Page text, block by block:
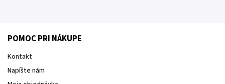
POMOC PRI NÁKUPE
Kontakt
Napíšte nám